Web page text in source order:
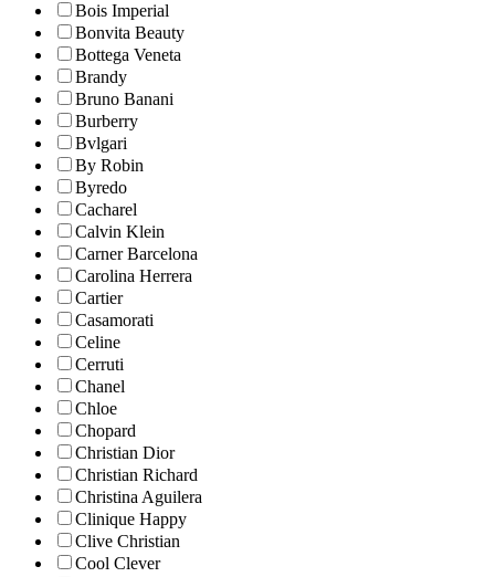
Bois Imperial
Bonvita Beauty
Bottega Veneta
Brandy
Bruno Banani
Burberry
Bvlgari
By Robin
Byredo
Cacharel
Calvin Klein
Carner Barcelona
Carolina Herrera
Cartier
Casamorati
Celine
Cerruti
Chanel
Chloe
Chopard
Christian Dior
Christian Richard
Christina Aguilera
Clinique Happy
Clive Christian
Cool Clever